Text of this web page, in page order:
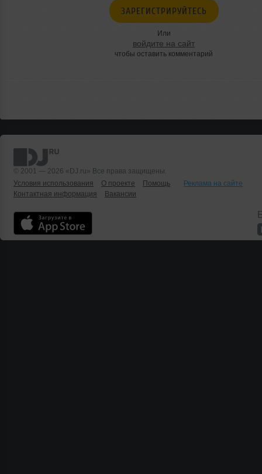
ЗАРЕГИСТРИРУЙТЕСЬ
Или
войдите на сайт
чтобы оставить комментарий
© 2001 — 2026 «DJ.ru» Все права защищены.
Условия использования
О проекте Помощь
Реклама на сайте
Контактная информация
Вакансии